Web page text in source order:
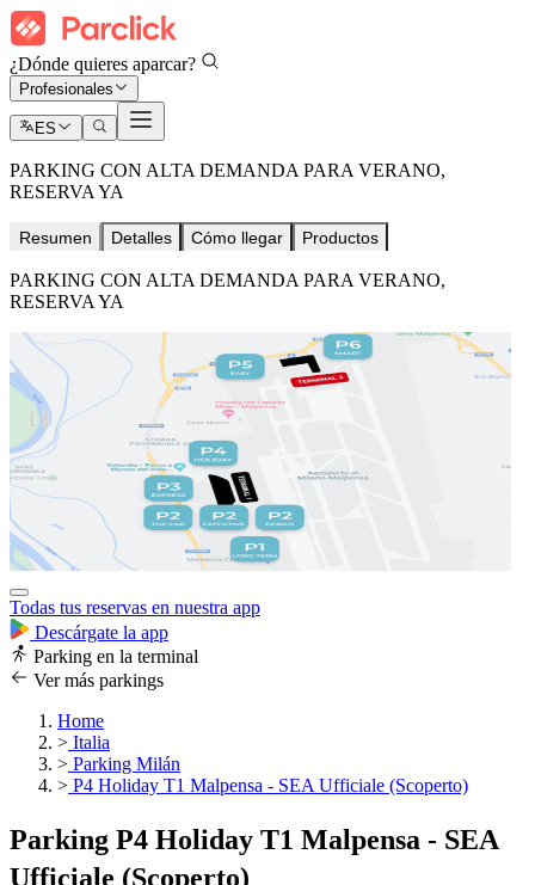
¿Dónde quieres aparcar?
Profesionales
ES
PARKING CON ALTA DEMANDA PARA VERANO,
RESERVA YA
Resumen Detalles Cómo llegar Productos
PARKING CON ALTA DEMANDA PARA VERANO,
RESERVA YA
Todas tus reservas en nuestra app
Descárgate la app
Parking en la terminal
Ver más parkings
Home
> Italia
> Parking Milán
> P4 Holiday T1 Malpensa - SEA Ufficiale (Scoperto)
Parking P4 Holiday T1 Malpensa - SEA
Ufficiale (Scoperto)